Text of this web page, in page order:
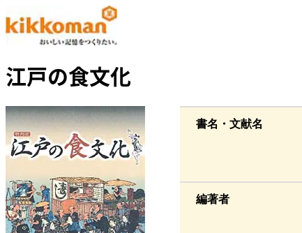
江戸の食文化
書名・文献名
編著者